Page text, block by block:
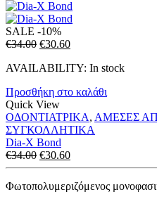
SALE -10%
€34.00 Original
was:
€30.60Η
τιμή
€30.60.
AVAILABILITY: In stock
Προσθήκη στο καλάθι
Quick View
ΟΔΟΝΤΙΑΤΡΙΚΑ, ΑΜΕΣΕΣ
ΣΥΓΚΟΛΛΗΤΙΚΑ
Dia-X Bond
€34.00 Original
price
was:
€34.00.
€30.60Η
τρέχουσα
τιμή
είναι:
Φωτοπολυμεριζόμενος